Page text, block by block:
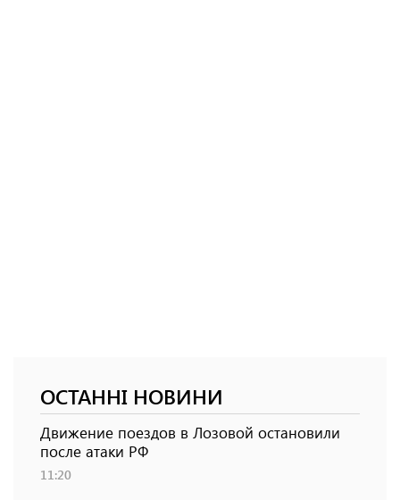
ОСТАННІ НОВИНИ
Движение поездов в Лозовой остановили
после атаки РФ
11:20